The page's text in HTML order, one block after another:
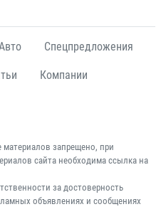
Спецпредложения
Компании
запрещено, при
сайта необходима ссылка на
за достоверность
объявлениях и сообщениях